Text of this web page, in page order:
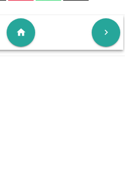

home